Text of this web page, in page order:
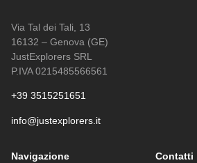
Via Tal dei Tali, 13
16132 – Genova (GE)
JustExplorers SRL
P.IVA 0215485566561
+39 3515251651
info@justexplorers.it
Navigazione
Contatti